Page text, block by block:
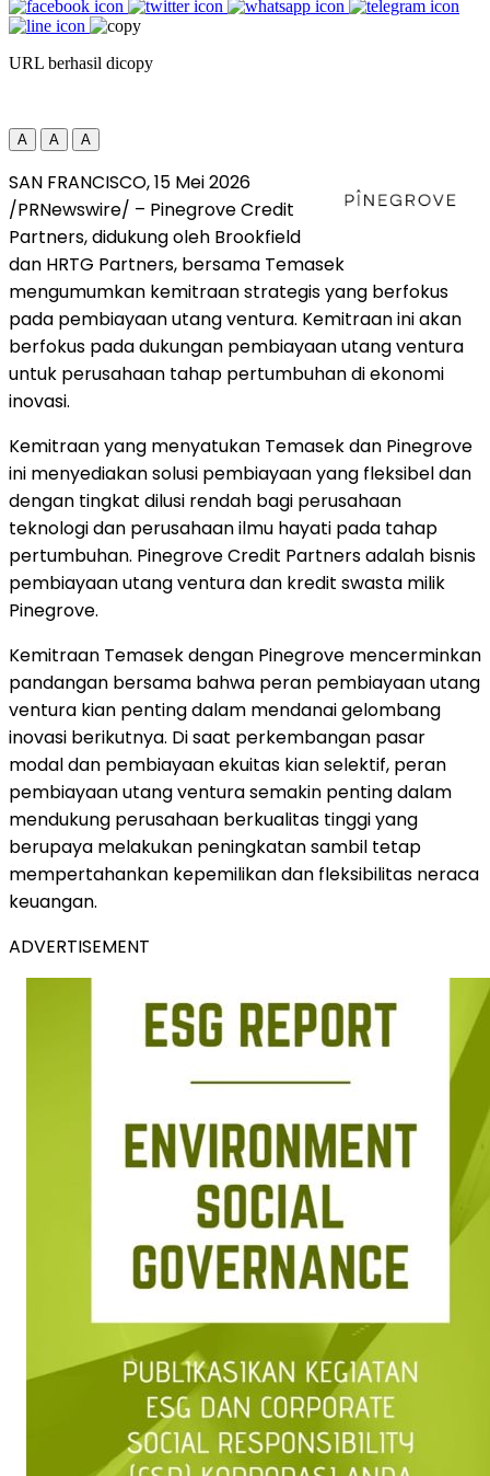
URL berhasil dicopy
A A A
SAN FRANCISCO,15 Mei 2026
/PRNewswire/ – Pinegrove Credit
Partners, didukung oleh Brookfield
dan HRTG Partners, bersama Temasek
mengumumkan kemitraan strategis yang berfokus
pada pembiayaan utang ventura. Kemitraan ini akan
berfokus pada dukungan pembiayaan utang ventura
untuk perusahaan tahap pertumbuhan di ekonomi
inovasi.
Kemitraan yang menyatukan Temasek dan Pinegrove
ini menyediakan solusi pembiayaan yang fleksibel dan
dengan tingkat dilusi rendah bagi perusahaan
teknologi dan perusahaan ilmu hayati pada tahap
pertumbuhan. Pinegrove Credit Partners adalah bisnis
pembiayaan utang ventura dan kredit swasta milik
Pinegrove.
Kemitraan Temasek dengan Pinegrove mencerminkan
pandangan bersama bahwa peran pembiayaan utang
ventura kian penting dalam mendanai gelombang
inovasi berikutnya. Di saat perkembangan pasar
modal dan pembiayaan ekuitas kian selektif, peran
pembiayaan utang ventura semakin penting dalam
mendukung perusahaan berkualitas tinggi yang
berupaya melakukan peningkatan sambil tetap
mempertahankan kepemilikan dan fleksibilitas neraca
keuangan.
ADVERTISEMENT